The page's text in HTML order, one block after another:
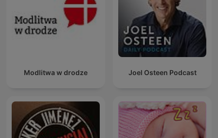
Modlitwa w drodze Joel Osteen Podcast